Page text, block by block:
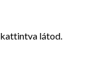
látod.